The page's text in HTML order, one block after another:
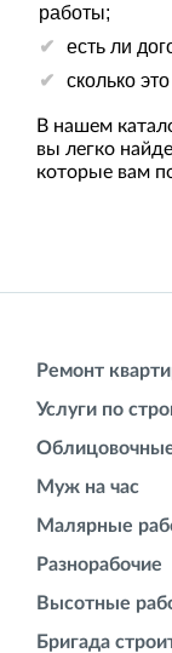
работы;
есть ли
сколько
В нашем
вы легко
которые вам
Ремонт
Услуги по
Муж на час
Малярные
Разнорабочие
Высотные
Бригада